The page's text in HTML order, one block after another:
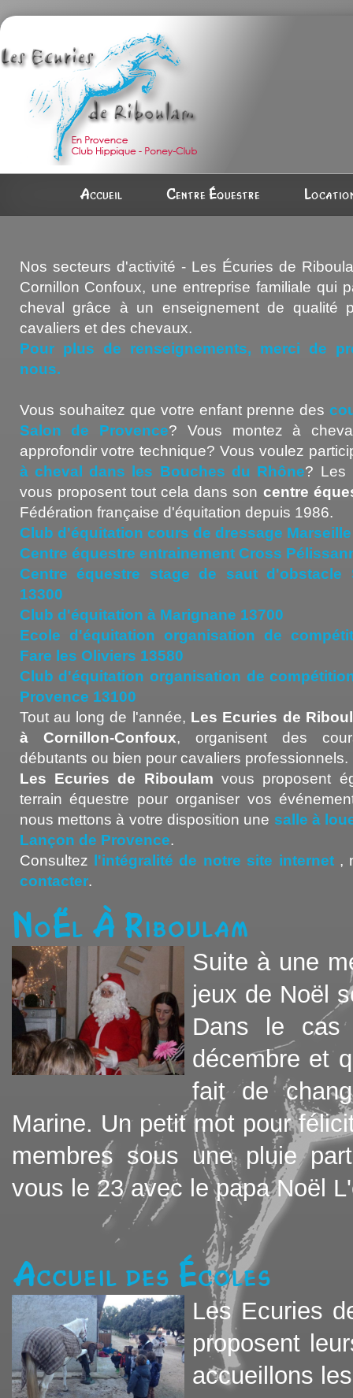
Accueil Centre équestre
Nos secteurs d'activité - Les Écuries de
Cornillon Confoux, une entreprise familiale qui
cheval grâce à un enseignement de qualité
cavaliers et des chevaux.
Pour plus de renseignements, merci de
nous.
Vous souhaitez que votre enfant prenne des
Salon de Provence? Vous montez à
approfondir votre technique? Vous voulez
à cheval dans les Bouches du Rhône? Les
vous proposent tout cela dans son centre
Fédération française d'équitation depuis 1986.
Club d'équitation cours de dressage Marseille
Centre équestre entrainement Cross
Centre équestre stage de saut d'obstacle
13300
Club d'équitation à Marignane 13700
Ecole d'équitation organisation de
Fare les Oliviers 13580
Club d'équitation organisation de
Provence 13100
Tout au long de l'année, Les Ecuries de
à Cornillon-Confoux, organisent des
débutants ou bien pour cavaliers professionnels.
Les Ecuries de Riboulam vous proposent
terrain équestre pour organiser vos
nous mettons à votre disposition une salle à
Lançon de Provence.
Consultez
l'intégralité de notre site internet,
contacter.
Noël à Riboulam
Suite à une
jeux de Noël
Dans le
décembre et
fait de
Marine. Un petit mot pour
membres sous une pluie
vous le 23 avec le papa Noël
Accueil des écoles
Les Ecuries
proposent
accueillons